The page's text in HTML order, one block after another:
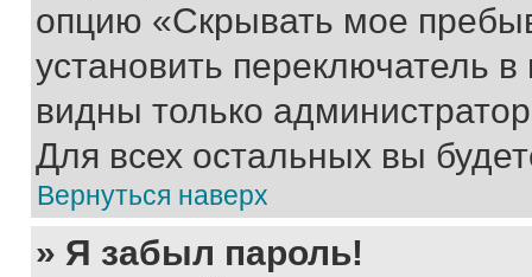
опцию «Скрывать мое
установить переключатель
видны только
Для всех остальных вы
Вернуться наверх
» Я забыл пароль!